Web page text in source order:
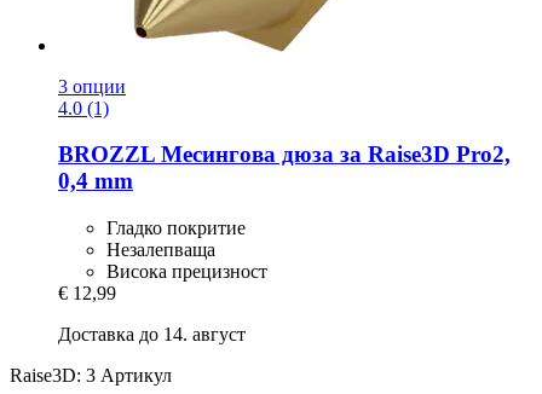
3 опции
4.0 (1)
BROZZL Месингова дюза за Raise3D Pro2,
0,4 mm
Гладко покритие
Незалепваща
Висока прецизност
€ 12,99
Доставка до 14. август
Raise3D: 3 Артикул